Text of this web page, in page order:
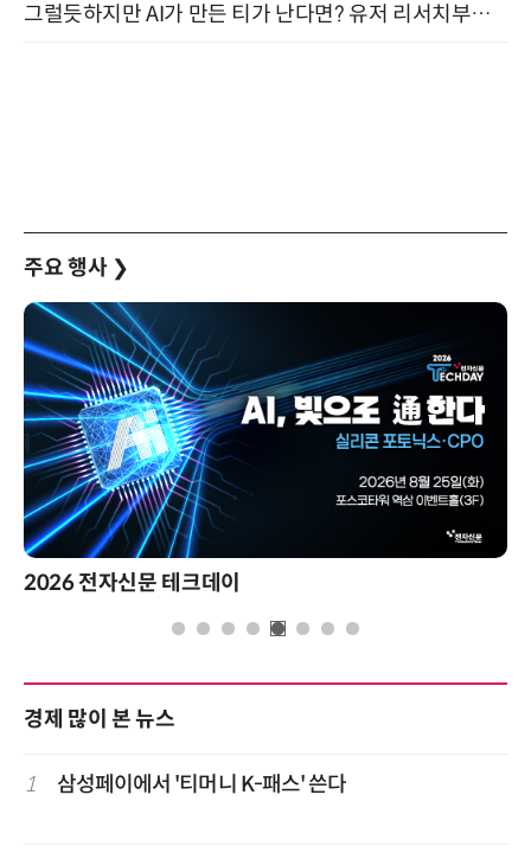
그럴듯하지만 AI가 만든 티가 난다면? 유저 리서치부터 배포까지! (9/15)
주요 행사 ❯
2026 전자신문 테크데이
경제 많이 본 뉴스
1 삼성페이에서 '티머니 K-패스' 쓴다